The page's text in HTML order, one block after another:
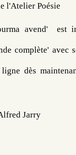
l'Atelier Poésie
avend'  est
complète' avec
dès
Jarry